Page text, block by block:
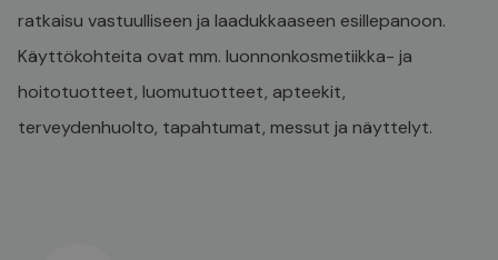
ratkaisu vastuulliseen ja laadukkaaseen esillepanoon.
Käyttökohteita ovat mm. luonnonkosmetiikka- ja
hoitotuotteet, luomutuotteet, apteekit,
terveydenhuolto, tapahtumat, messut ja näyttelyt.